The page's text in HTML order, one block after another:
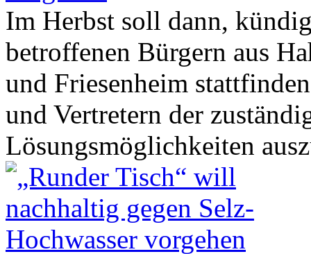
Im Herbst soll dann,
betroffenen Bürgern aus
und Friesenheim
und Vertretern der
Lösungsmöglichkeiten